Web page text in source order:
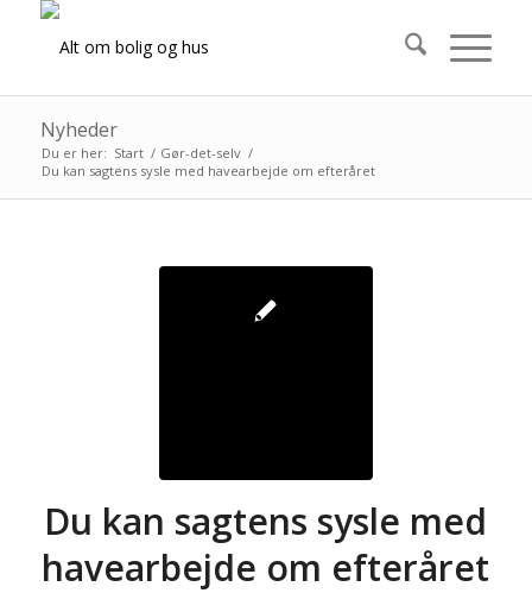
Nyheder
Du er her: Start / Gør-det-selv /
Du kan sagtens sysle med havearbejde om efteråret
Du kan sagtens sysle med
havearbejde om efteråret